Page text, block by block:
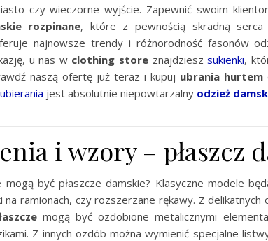
czy wieczorne wyjście. Zapewnić swoim
rozpinane, które z pewnością skradną
najnowsze trendy i różnorodność fasonów
u nas w clothing storeznajdzieszsukienki,
naszą ofertę już teraz i kupuj ubrania hurtem
jest absolutnie niepowtarzalny odzież
i wzory – płaszcz
mogą być płaszcze damskie? Klasyczne modele
na ramionach, czy rozszerzane rękawy. Z
mogą być ozdobione metalicznymi
Z innych ozdób można wymienić specjalne